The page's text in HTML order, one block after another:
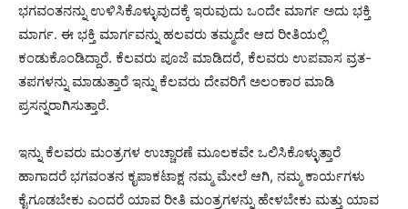
ಭಗವಂತನನ್ನು ಉಳಿಸಿಕೊಳ್ಳುವುದಕ್ಕೆ ಇರುವುದು ಒಂದೇ ಮಾರ್ಗ ಅದು ಭಕ್ತಿ
ಮಾರ್ಗ. ಈ ಭಕ್ತಿ ಮಾರ್ಗವನ್ನು ಹಲವರು ತಮ್ಮದೇ ಆದ ರೀತಿಯಲ್ಲಿ
ಕಂಡುಕೊಂಡಿದ್ದಾರೆ. ಕೆಲವರು ಪೂಜೆ ಮಾಡಿದರೆ, ಕೆಲವರು ಉಪವಾಸ ವ್ರತ-
ತಪಗಳನ್ನು ಮಾಡುತ್ತಾರೆ ಇನ್ನು ಕೆಲವರು ದೇವರಿಗೆ ಅಲಂಕಾರ ಮಾಡಿ
ಪ್ರಸನ್ನರಾಗಿಸುತ್ತಾರೆ.
ಇನ್ನು ಕೆಲವರು ಮಂತ್ರಗಳ ಉಚ್ಚಾರಣೆ ಮೂಲಕವೇ ಒಲಿಸಿಕೊಳ್ಳುತ್ತಾರೆ
ಹಾಗಾದರೆ ಭಗವಂತನ ಕೃಪಾಕಟಾಕ್ಷ ನಮ್ಮ ಮೇಲೆ ಆಗಿ, ನಮ್ಮ ಕಾರ್ಯಗಳು
ಕೈಗೂಡಬೇಕು ಎಂದರೆ ಯಾವ ರೀತಿ ಮಂತ್ರಗಳನ್ನು ಹೇಳಬೇಕು ಮತ್ತು ಯಾವ